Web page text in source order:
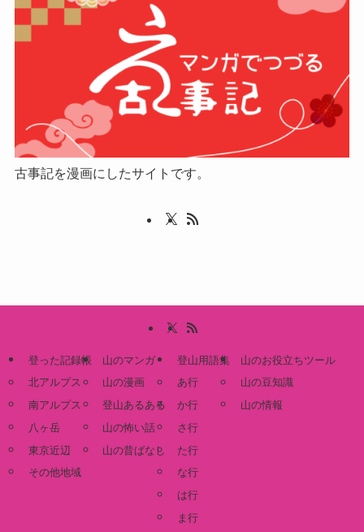
古事記を漫画にしたサイトです。
登った記録帳
北アルプス
南アルプス
八ヶ岳
東京近辺
その他地域
山のマンガ
山の漫画
登山あるある
山の怖い話
山の昔ばなし
登山用語集
あ行
か行
さ行
た行
な行
は行
ま行
山のお役立ちツール
山の豆知識
山の情報